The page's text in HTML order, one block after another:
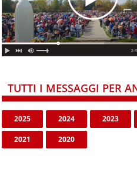
TUTTI I MESSAGGI PER
2025 2024 2023
2021 2020